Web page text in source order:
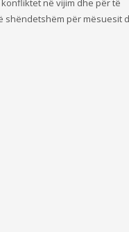
në vijim dhe për të
shëndetshëm për mësuesit